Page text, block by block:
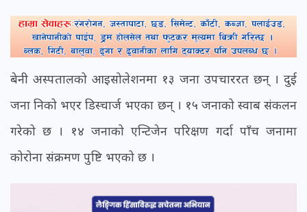
बेनी अस्पतालको आइसोलेशनमा १३ जना उपचाररत छन् । दुई
जना निको भएर डिस्चार्ज भएका छन् । १५ जनाको स्वाब संकलन
गरेको छ । १४ जनाको एन्टिजेन परिक्षण गर्दा पाँच जनामा
कोरोना संक्रमण पुष्टि भएको छ ।